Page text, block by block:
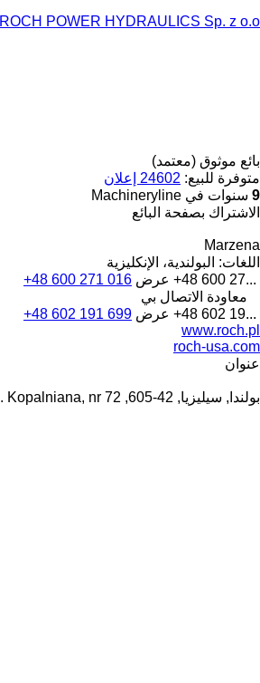
ROCH POWER HYDRAULICS Sp. z o.o.
بائع موثوق (معتمد)
متوفرة للبيع: 24602 إعلان
9 سنوات في Machineryline
الاشتراك بصفحة البائع
Marzena
اللغات: البولندية، الإنكليزية
+48 600 27... عرض +48 600 271 016
معاودة الاتصال بي
+48 602 19... عرض +48 602 191 699
www.roch.pl
roch-usa.com
عنوان
بولندا, سيليزيا, 42-605, Tarnowskie Góry, ul. Kopalniana, nr 72